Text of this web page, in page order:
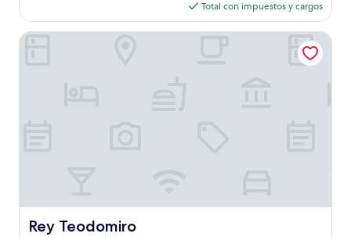
actual
es
de
Total con impuestos y cargos
Rey Teodomiro
Rey Teodomiro
Rey Teodomiro